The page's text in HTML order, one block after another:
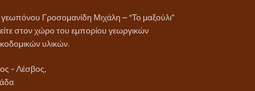
γεωπόνου Γροσομανίδη Μιχάλη – “Το μαξούλι”
στον χώρο του εμπορίου γεωργικών
υλικών.
- Λέσβος,